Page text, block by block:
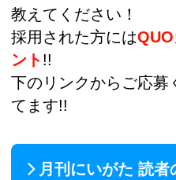
教えてください！
採用された方には
ント!!
下のリンクからご応募
てます!!
月刊にいがた 読